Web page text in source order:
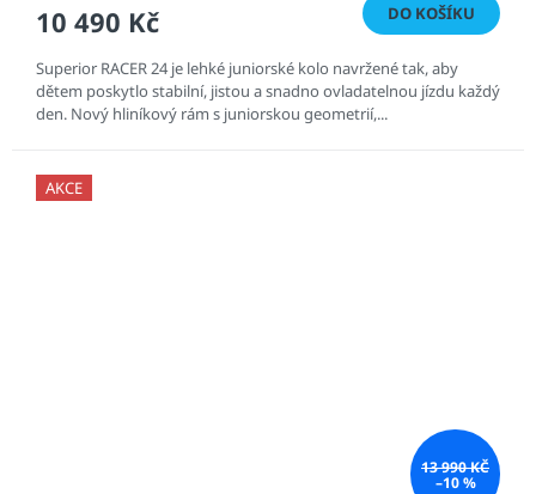
10 490 Kč DO KOŠÍKU
Superior RACER 24 je lehké juniorské kolo navržené tak, aby
dětem poskytlo stabilní, jistou a snadno ovladatelnou jízdu každý
den. Nový hliníkový rám s juniorskou geometrií,...
AKCE
13 990 KČ
–10 %